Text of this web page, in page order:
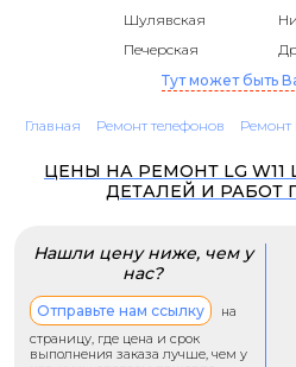
Шулявская
Печерская
Тут может быть
Главная Ремонт телефонов Ремонт
ЦЕНЫ НА РЕМОНТ LG W11
ДЕТАЛЕЙ И РАБОТ
Нашли цену ниже, чем у
нас?
Отправьте нам ссылку
на
страницу, где цена и срок
выполнения заказа лучше, чем у